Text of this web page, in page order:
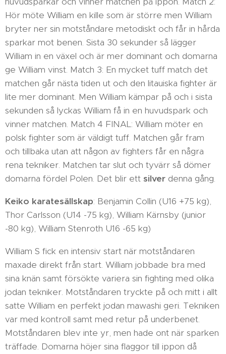
Hör möte William en kille som är större men William
bryter ner sin motståndare metodiskt och får in hårda
sparkar mot benen. Sista 30 sekunder så lägger
William in en växel och är mer dominant och domarna
ge William vinst. Match 3: En mycket tuff match det
matchen går nästa tiden ut och den litauiska fighter är
lite mer dominant. Men William kämpar på och i sista
sekunden så lyckas William få in en huvudspark och
vinner matchen. Match 4 FINAL: William möter en
polsk fighter som är väldigt tuff. Matchen går fram
och tillbaka utan att någon av fighters får en några
rena tekniker. Matchen tar slut och tyvärr så dömer
domarna fördel Polen. Det blir ett silver denna gång.
Keiko karatesällskap: Benjamin Collin (U16 +75 kg),
Thor Carlsson (U14 -75 kg), William Kärnsby (junior
-80 kg), William Stenroth U16 -65 kg)
William S fick en intensiv start när motståndaren
maxade direkt från start. William jobbade bra med
sina knän samt försökte variera sin fighting med olika
jodan tekniker. Motståndaren tryckte på och mitt i allt
satte William en perfekt jodan mawashi geri. Tekniken
var med kontroll samt med retur på underbenet.
Motståndaren blev inte yr, men hade ont när sparken
träffade. Domarna höjer sina flaggor till ippon då